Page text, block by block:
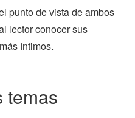
punto de vista de ambos
lector conocer sus
íntimos.
temas